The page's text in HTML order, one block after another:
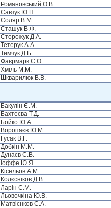
Романовський О.В.
Савчук Ю.П.
Соляр В.М.
Сташук В.Ф.
Сторожук Д.А.
Тетерук А.А.
Тимчук Д.Б.
Фаєрмарк С.О.
Хміль М.М.
Шкварилюк В.В.
Бакулін Є.М.
Бахтеєва Т.Д.
Бойко Ю.А.
Воропаєв Ю.М.
Гусак В.Г.
Добкін М.М.
Дунаєв С.В.
Іоффе Ю.Я.
Кісельов А.М.
Колєсніков Д.В.
Ларін С.М.
Льовочкіна Ю.В.
Матвієнков С.А.